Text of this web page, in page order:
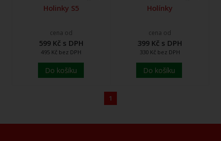
Holinky S5
cena od
599 Kč s DPH
495 Kč bez DPH
Do košíku
Holínky
cena od
399 Kč s DPH
330 Kč bez DPH
Do košíku
1